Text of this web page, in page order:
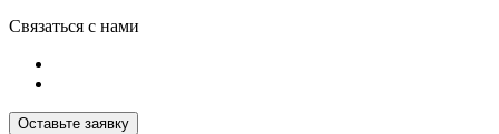
Связаться с нами
Оставьте заявку